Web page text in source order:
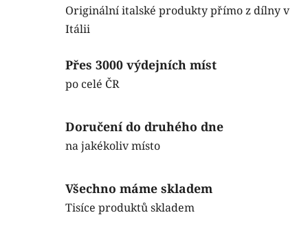
Originální italské produkty přímo z dílny v
Itálii
Přes 3000 výdejních míst
po celé ČR
Doručení do druhého dne
na jakékoliv místo
Všechno máme skladem
Tisíce produktů skladem